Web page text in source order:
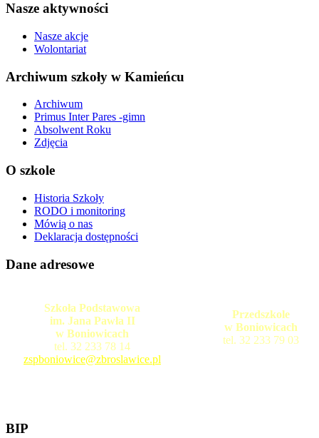
Nasze aktywności
Nasze akcje
Wolontariat
Archiwum szkoły w Kamieńcu
Archiwum
Primus Inter Pares -gimn
Absolwent Roku
Zdjęcia
O szkole
Historia Szkoły
RODO i monitoring
Mówią o nas
Deklaracja dostępności
Dane adresowe
Szkoła Podstawowa
im. Jana Pawła II
w Boniowicach
tel. 32 233 78 14
zspboniowice@zbroslawice.pl
Przedszkole
w Boniowicach
tel. 32 233 79 03
BIP